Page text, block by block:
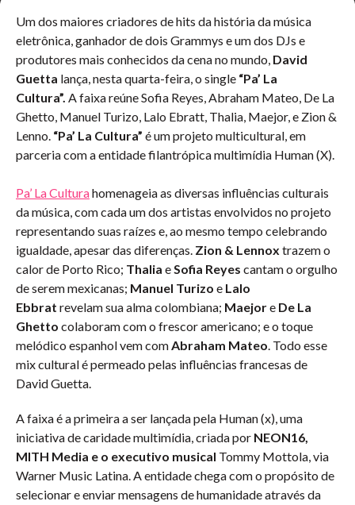
Um dos maiores criadores de hits da história da música
eletrônica, ganhador de dois Grammys e um dos DJs e
produtores mais conhecidos da cena no mundo, David
Guetta lança, nesta quarta-feira, o single “Pa’ La
Cultura”. A faixa reúne Sofia Reyes, Abraham Mateo, De La
Ghetto, Manuel Turizo, Lalo Ebratt, Thalia, Maejor, e Zion &
Lenno. “Pa’ La Cultura” é um projeto multicultural, em
parceria com a entidade filantrópica multimídia Human (X).
Pa’ La Culturahomenageia as diversas influências culturais
da música, com cada um dos artistas envolvidos no projeto
representando suas raízes e, ao mesmo tempo celebrando
igualdade, apesar das diferenças. Zion & Lennox trazem o
calor de Porto Rico; Thalia eSofia Reyes cantam o orgulho
de serem mexicanas; Manuel Turizo e Lalo
Ebbrat revelam sua alma colombiana; Maejore De La
Ghetto colaboram com o frescor americano; e o toque
melódico espanhol vem comAbraham Mateo. Todo esse
mix cultural é permeado pelas influências francesas de
David Guetta.
A faixa é a primeira a ser lançada pela Human (x), uma
iniciativa de caridade multimídia, criada por NEON16,
MITH Media e o executivo musical Tommy Mottola, via
Warner Music Latina. A entidade chega com o propósito de
selecionar e enviar mensagens de humanidade através da